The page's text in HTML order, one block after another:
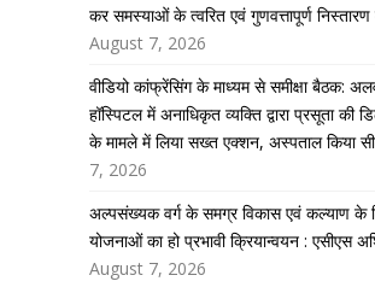
कर समस्याओं के त्वरित एवं गुणवत्तापूर्ण निस्तारण
August 7, 2026
वीडियो कांफ्रेंसिंग के माध्यम से समीक्षा बैठक:
हॉस्पिटल में अनाधिकृत व्यक्ति द्वारा प्रसूता की
के मामले में लिया सख्त एक्शन, अस्पताल किया
7, 2026
अल्पसंख्यक वर्ग के समग्र विकास एवं कल्याण के
योजनाओं का हो प्रभावी क्रियान्वयन : एसीएस
August 7, 2026